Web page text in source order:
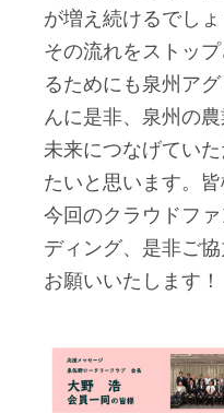
が増え続けるでしょ
その流れをストッ
るためにも泉州アグ
んに是非、泉州の
未来につなげていた
たいと思います。皆
今回のクラウドフ
ディング、是非ご
お願いいたします！